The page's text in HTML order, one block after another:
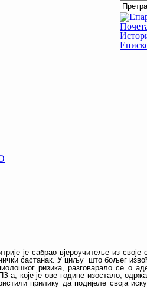
је сабрао вјероучитеље из
састанак. У циљу што бољег
ризика, разговарало се о
а, које је ове године изостало,
прилику да подијеле своја